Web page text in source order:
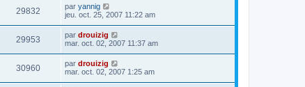
29832 par yannig
jeu. oct. 25, 2007 11:22 am
29953 par drouizig
mar. oct. 02, 2007 11:37 am
30960 par drouizig
mar. oct. 02, 2007 1:25 am